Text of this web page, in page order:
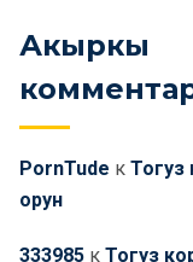
Акыркы
PornTude к Тогуз
орун
333985 к Тогуз